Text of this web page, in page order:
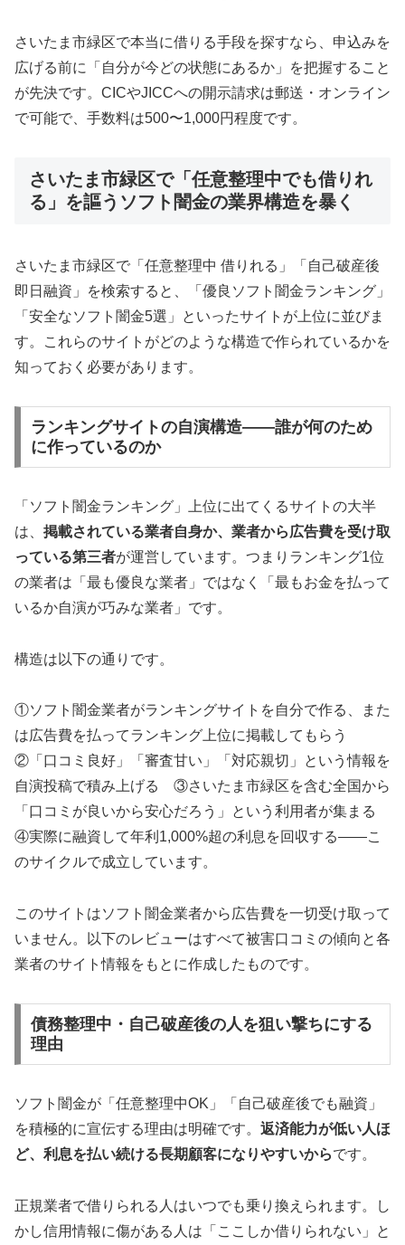
さいたま市緑区で本当に借りる手段を探すなら、申込みを
広げる前に「自分が今どの状態にあるか」を把握すること
が先決です。CICやJICCへの開示請求は郵送・オンライン
で可能で、手数料は500〜1,000円程度です。
さいたま市緑区で「任意整理中でも借りれ
る」を謳うソフト闇金の業界構造を暴く
さいたま市緑区で「任意整理中 借りれる」「自己破産後
即日融資」を検索すると、「優良ソフト闇金ランキング」
「安全なソフト闇金5選」といったサイトが上位に並びま
す。これらのサイトがどのような構造で作られているかを
知っておく必要があります。
ランキングサイトの自演構造——誰が何のため
に作っているのか
「ソフト闇金ランキング」上位に出てくるサイトの大半
は、 掲載されている業者自身か、業者から広告費を受け取
っている第三者が運営しています。つまりランキング1位
の業者は「最も優良な業者」ではなく「最もお金を払って
いるか自演が巧みな業者」です。
構造は以下の通りです。
①ソフト闇金業者がランキングサイトを自分で作る、また
は広告費を払ってランキング上位に掲載してもらう
②「口コミ良好」「審査甘い」「対応親切」という情報を
自演投稿で積み上げる ③さいたま市緑区を含む全国から
「口コミが良いから安心だろう」という利用者が集まる
④実際に融資して年利1,000%超の利息を回収する——こ
のサイクルで成立しています。
このサイトはソフト闇金業者から広告費を一切受け取って
いません。以下のレビューはすべて被害口コミの傾向と各
業者のサイト情報をもとに作成したものです。
債務整理中・自己破産後の人を狙い撃ちにする
理由
ソフト闇金が「任意整理中OK」「自己破産後でも融資」
を積極的に宣伝する理由は明確です。 返済能力が低い人ほ
ど、利息を払い続ける長期顧客になりやすいからです。
正規業者で借りられる人はいつでも乗り換えられます。し
かし信用情報に傷がある人は「ここしか借りられない」と